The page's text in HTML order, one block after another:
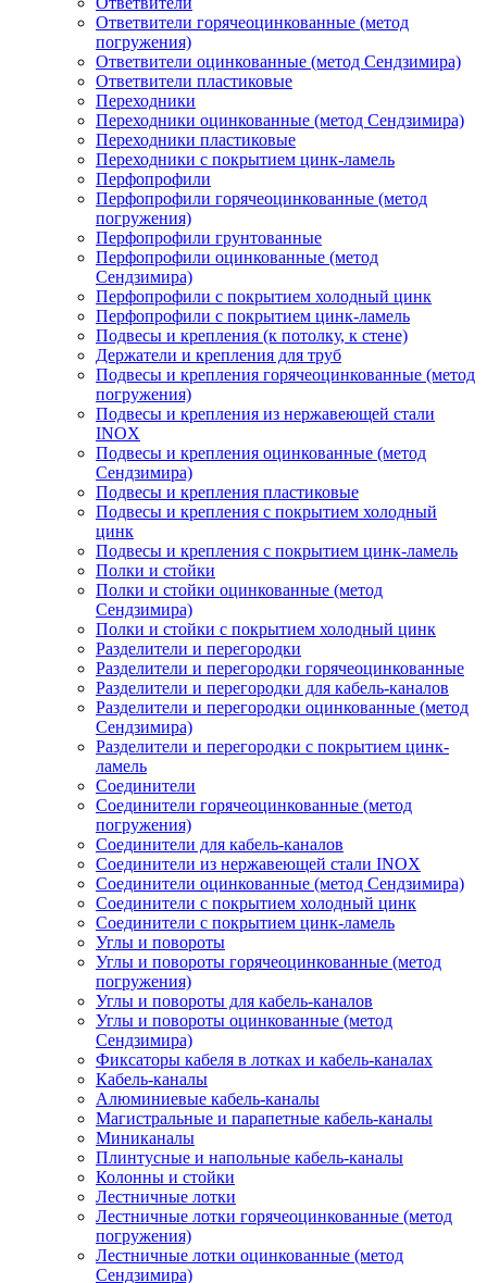
Ответвители горячеоцинкованные (метод
погружения)
Ответвители оцинкованные (метод Сендзимира)
Ответвители пластиковые
Переходники
Переходники оцинкованные (метод Сендзимира)
Переходники пластиковые
Переходники с покрытием цинк-ламель
Перфопрофили
Перфопрофили горячеоцинкованные (метод
погружения)
Перфопрофили грунтованные
Перфопрофили оцинкованные (метод
Сендзимира)
Перфопрофили с покрытием холодный цинк
Перфопрофили с покрытием цинк-ламель
Подвесы и крепления (к потолку, к стене)
Держатели и крепления для труб
Подвесы и крепления горячеоцинкованные (метод
погружения)
Подвесы и крепления из нержавеющей стали
INOX
Подвесы и крепления оцинкованные (метод
Сендзимира)
Подвесы и крепления пластиковые
Подвесы и крепления с покрытием холодный
цинк
Подвесы и крепления с покрытием цинк-ламель
Полки и стойки
Полки и стойки оцинкованные (метод
Сендзимира)
Полки и стойки с покрытием холодный цинк
Разделители и перегородки
Разделители и перегородки горячеоцинкованные
Разделители и перегородки для кабель-каналов
Разделители и перегородки оцинкованные (метод
Сендзимира)
Разделители и перегородки с покрытием цинк-
ламель
Соединители
Соединители горячеоцинкованные (метод
погружения)
Соединители для кабель-каналов
Соединители из нержавеющей стали INOX
Соединители оцинкованные (метод Сендзимира)
Соединители с покрытием холодный цинк
Соединители с покрытием цинк-ламель
Углы и повороты
Углы и повороты горячеоцинкованные (метод
погружения)
Углы и повороты для кабель-каналов
Углы и повороты оцинкованные (метод
Сендзимира)
Фиксаторы кабеля в лотках и кабель-каналах
Кабель-каналы
Алюминиевые кабель-каналы
Магистральные и парапетные кабель-каналы
Миниканалы
Плинтусные и напольные кабель-каналы
Колонны и стойки
Лестничные лотки
Лестничные лотки горячеоцинкованные (метод
погружения)
Лестничные лотки оцинкованные (метод
Сендзимира)